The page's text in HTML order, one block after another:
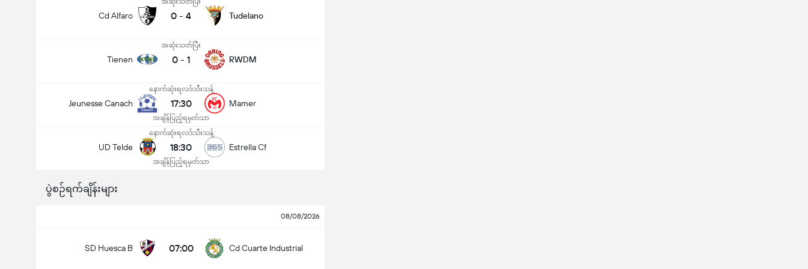
Cd Alfaro 0 - 4 Tudelano
Tienen
အဆုံးသတ်ပြီး
0 - 1 RWDM
Jeunesse Canach
နောက်ဆုံးရလဒ်သီးသန့်
17:30
အချိန်ပြည့်ရမှတ်သာ
Mamer
UD Telde
နောက်ဆုံးရလဒ်သီးသန့်
18:30
အချိန်ပြည့်ရမှတ်သာ
Estrella Cf
ပွဲစဉ်ရက်ချိန်းများ
08/08/2026
SD Huesca B 07:00 Cd Cuarte Industrial